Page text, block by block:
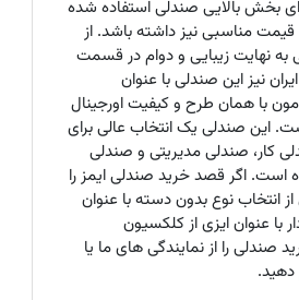
بخش بالایی صندلی استفاده شده
مناسبی نیز داشته باشد. از
به نهایت زیبایی و دوام در قسمت
نیز این صندلی با عنوان
با همان طرح و کیفیت اورجینال
این صندلی یک انتخاب عالی برای
کار، صندلی مدیریتی و صندلی
است. اگر قصد خرید صندلی ایمز را
انتخاب نوع بدون دسته با عنوان
با عنوان ایزی از کلکسیون
را از نمایندگی های ما یا